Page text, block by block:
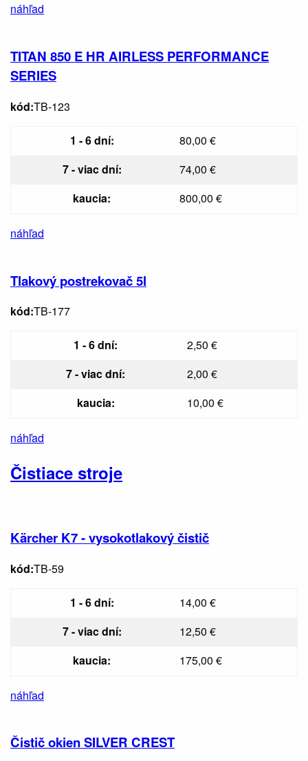
náhľad
TITAN 850 E HR AIRLESS PERFORMANCE
SERIES
kód:TB-123
1 - 6 dní:
80,00 €
7 - viac dní:
74,00 €
kaucia:
800,00 €
náhľad
Tlakový postrekovač 5l
kód:TB-177
1 - 6 dní:
2,50 €
7 - viac dní:
2,00 €
kaucia:
10,00 €
náhľad
Čistiace stroje
Kärcher K7 - vysokotlakový čistič
kód:TB-59
1 - 6 dní:
14,00 €
7 - viac dní:
12,50 €
kaucia:
175,00 €
náhľad
Čistič okien SILVER CREST